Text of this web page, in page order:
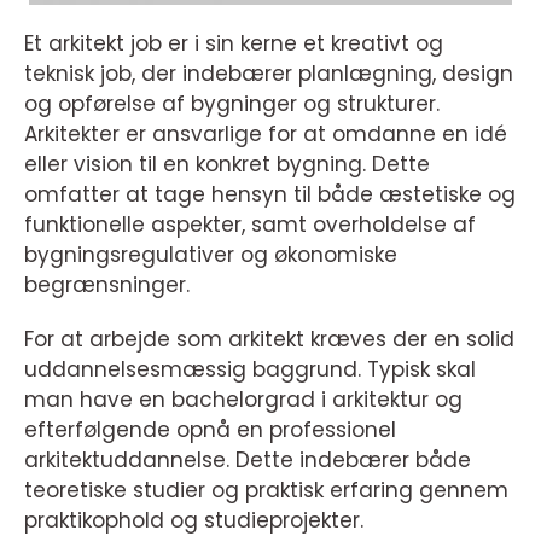
Et arkitekt job er i sin kerne et kreativt og
teknisk job, der indebærer planlægning, design
og opførelse af bygninger og strukturer.
Arkitekter er ansvarlige for at omdanne en idé
eller vision til en konkret bygning. Dette
omfatter at tage hensyn til både æstetiske og
funktionelle aspekter, samt overholdelse af
bygningsregulativer og økonomiske
begrænsninger.
For at arbejde som arkitekt kræves der en solid
uddannelsesmæssig baggrund. Typisk skal
man have en bachelorgrad i arkitektur og
efterfølgende opnå en professionel
arkitektuddannelse. Dette indebærer både
teoretiske studier og praktisk erfaring gennem
praktikophold og studieprojekter.